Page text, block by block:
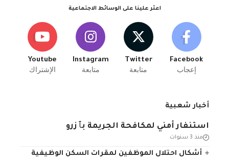
اعثر علينا على الوسائط الاجتماعية
Facebook
إعجاب
Twitter
متابعة
Instagram
متابعة
Youtube
الإشتراك
أخبار شعبية
استنفار أمني لمكافحة الجريمة بٱزرو
منذ 3 سنوات
أشكال احتلال الموظفين لمقرات السكن الوظيفية